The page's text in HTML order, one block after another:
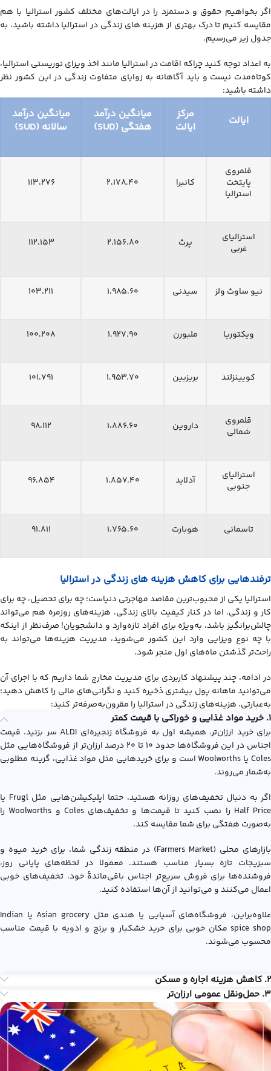
اگر بخواهیم حقوق و دستمزد را در ایالت‌های مختلف کشور استرالیا با هم
مقایسه کنیم تا درک بهتری از هزینه های زندگی در استرالیا داشته باشید، به
جدول زیر می‌رسیم.
به اعداد توجه کنید چراکه اقامت در استرالیا مانند اخذ ویزای توریستی استرالیا،
کوتاه‌مدت نیست و باید آگاهانه به زوایای متفاوت زندگی در این کشور نظر
داشته باشید:
ایالت
مرکز
ایالت
میانگین درآمد
هفتگی (SUD
)
میانگین درآمد
سالانه (SUD
)
قلمروی
پایتخت
استرالیا
کانبرا ۲،۱۷۸.۴۰ ۱۱۳،۲۷۶
استرالیای
غربی
پرث ۲،۱۵۶.۸۰ ۱۱۲،۱۵۳
نیو ساوث ولز سیدنی ۱،۹۸۵.۶۰ ۱۰۳،۲۱۱
ویکتوریا ملبورن ۱،۹۲۷.۹۰ ۱۰۰،۲۰۸
کویینزلند بریزبین ۱،۹۵۳.۷۰ ۱۰۱،۷۹۱
قلمروی
شمالی
داروین ۱،۸۸۶.۶۰ ۹۸،۱۱۲
استرالیای
جنوبی
آدلاید ۱،۸۵۷.۴۰ ۹۶،۸۵۴
تاسمانی هوبارت ۱،۷۶۵.۶۰ ۹۱،۸۱۱
ترفندهایی برای کاهش هزینه های زندگی در استرالیا
​​استرالیا یکی از محبوب‌ترین مقاصد مهاجرتی دنیاست؛ چه برای تحصیل، چه برای
کار و زندگی. اما در کنار کیفیت بالای زندگی، هزینه‌های روزمره هم می‌تواند
چالش‌برانگیز باشد، به‌ویژه برای افراد تازه‌وارد و دانشجویان! صرف‌نظر از اینکه
با چه نوع ویزایی وارد این کشور می‌شوید، مدیریت هزینه‌ها می‌تواند به
راحت‌تر گذشتن ماه‌های اول منجر شود.
در ادامه، چند پیشنهاد کاربردی برای مدیریت مخارج شما داریم که با اجرای آن
می‌توانید ماهانه پول بیشتری ذخیره کنید و نگرانی‌های مالی را کاهش دهید؛
به‌عبارتی، هزينه‌هاي زندگي در استراليا را مقرون‌به‌صرفه‌تر کنید:
1. خرید مواد غذایی و خوراکی با قیمت کمتر
برای خرید ارزان‌تر، همیشه اول به فروشگاه زنجیره‌ای ALDI سر بزنید. قیمت
اجناس در این فروشگاه‌ها حدود ۱۰ تا ۲۰ درصد ارزان‌تر از فروشگاه‌هایی مثل
Coles یا Woolworths است و برای خریدهایی مثل مواد غذایی، گزینه مطلوبی
به‌شمار می‌روند.
اگر به دنبال تخفیف‌های روزانه هستید، حتما اپلیکیشن‌هایی مثل Frugl یا
Half Price را نصب کنید تا قیمت‌ها و تخفیف‌های Coles و Woolworths را
به‌صورت هفتگی برای شما مقایسه کند.
بازارهای محلی (Farmers Market) در منطقه زندگی شما، برای خرید میوه و
سبزیجات تازه بسیار مناسب هستند. معمولا در لحظه‌های پایانی روز،
فروشنده‌ها برای فروش سریع‌تر اجناس باقی‌ماندۀ خود، تخفیف‌های خوبی
اعمال می‌کنند و می‌توانید از آن‌ها استفاده کنید.
علاوه‌براین، فروشگاه‌های آسیایی یا هندی مثل Asian grocery یا Indian
spice shop مکان خوبی برای خرید خشکبار و برنج و ادویه با قیمت مناسب
محسوب می‌شوند.
2. کاهش هزینه اجاره و مسکن
3. حمل‌ونقل عمومی ارزان‌تر